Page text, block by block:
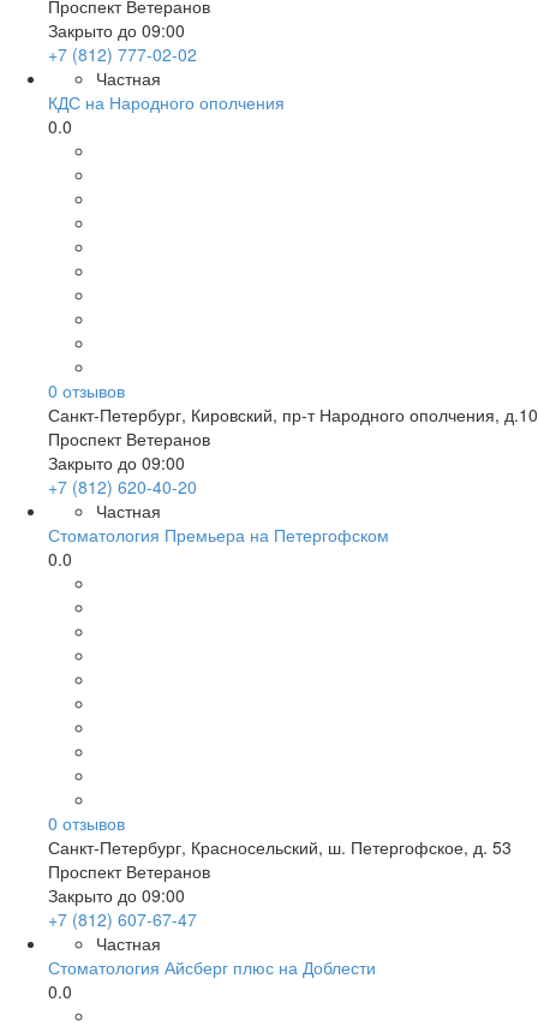
Проспект Ветеранов
Закрыто до 09:00
+7 (812) 777-02-02
Частная
КДС на Народного ополчения
0.0
0 отзывов
Санкт-Петербург, Кировский, пр-т Народного ополчения, д.10
Проспект Ветеранов
Закрыто до 09:00
+7 (812) 620-40-20
Частная
Стоматология Премьера на Петергофском
0.0
0 отзывов
Санкт-Петербург, Красносельский, ш. Петергофское, д. 53
Проспект Ветеранов
Закрыто до 09:00
+7 (812) 607-67-47
Частная
Стоматология Айсберг плюс на Доблести
0.0